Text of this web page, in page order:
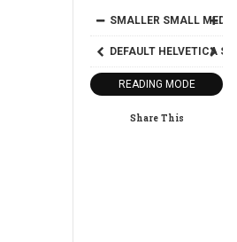
SMALLER SMALL
DEFAULT HELVETICA
READING MODE
Share This